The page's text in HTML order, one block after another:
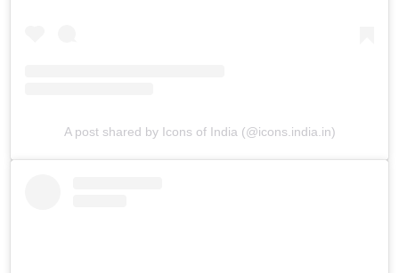
A post shared by Icons of India (@icons.india.in)